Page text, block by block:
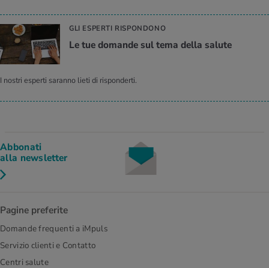
GLI ESPERTI RISPONDONO
Le tue do­man­de sul tema della sa­lu­te
I nostri esperti saranno lieti di risponderti.
Abbonati
alla newsletter
Pagine preferite
Domande frequenti a iMpuls
Servizio clienti e Contatto
Centri salute